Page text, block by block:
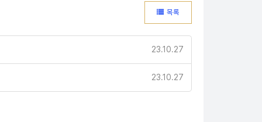
목록
23.10.27
23.10.27